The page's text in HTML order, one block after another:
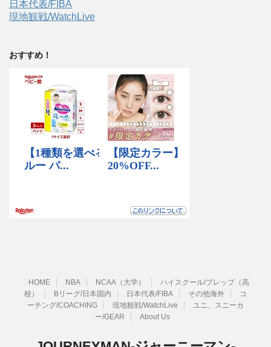
日本代表/FIBA
現地観戦/WatchLive
おすすめ！
HOME NBA NCAA（大学）
ハイスクール/プレップ（高
校）
Bリーグ/日本国内 日本代表/FIBA その他海外
コ
ーチング/COACHING
現地観戦/WatchLive
ユニ、スニーカ
ー/GEAR
About Us